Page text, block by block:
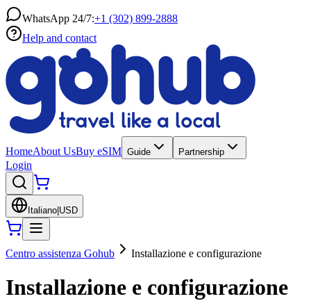
WhatsApp 24/7:+1 (302) 899-2888
Help and contact
HomeAbout UsBuy eSIM Guide Partnership
Login
Italiano USD
Centro assistenza Gohub Installazione e configurazione
Installazione e configurazione